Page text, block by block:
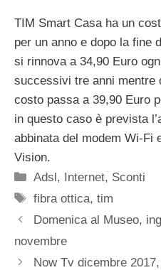
TIM Smart Casa ha un
per un anno e dopo la fine
si rinnova a 34,90 Euro
successivi tre anni mentre
costo passa a 39,90 Euro
in questo caso è prevista
abbinata del modem Wi-Fi
Vision.
Categorie
Adsl, Internet, Sconti
Tag
fibra ottica,tim
Domenica al Museo,
novembre
Now Tv dicembre